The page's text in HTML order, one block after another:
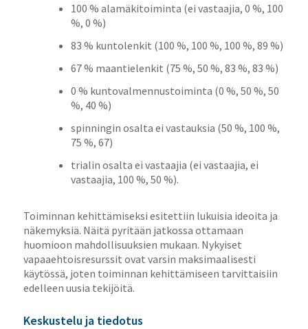
100 % alamäkitoiminta (ei vastaajia, 0 %, 100
%, 0 %)
83 % kuntolenkit (100 %, 100 %, 100 %, 89 %)
67 % maantielenkit (75 %, 50 %, 83 %, 83 %)
0 % kuntovalmennustoiminta (0 %, 50 %, 50
%, 40 %)
spinningin osalta ei vastauksia (50 %, 100 %,
75 %, 67)
trialin osalta ei vastaajia (ei vastaajia, ei
vastaajia, 100 %, 50 %).
Toiminnan kehittämiseksi esitettiin lukuisia ideoita ja
näkemyksiä. Näitä pyritään jatkossa ottamaan
huomioon mahdollisuuksien mukaan. Nykyiset
vapaaehtoisresurssit ovat varsin maksimaalisesti
käytössä, joten toiminnan kehittämiseen tarvittaisiin
edelleen uusia tekijöitä.
Keskustelu ja tiedotus